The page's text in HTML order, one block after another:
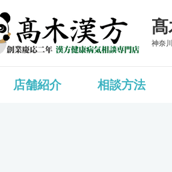
神奈
店舗紹介 相談方法